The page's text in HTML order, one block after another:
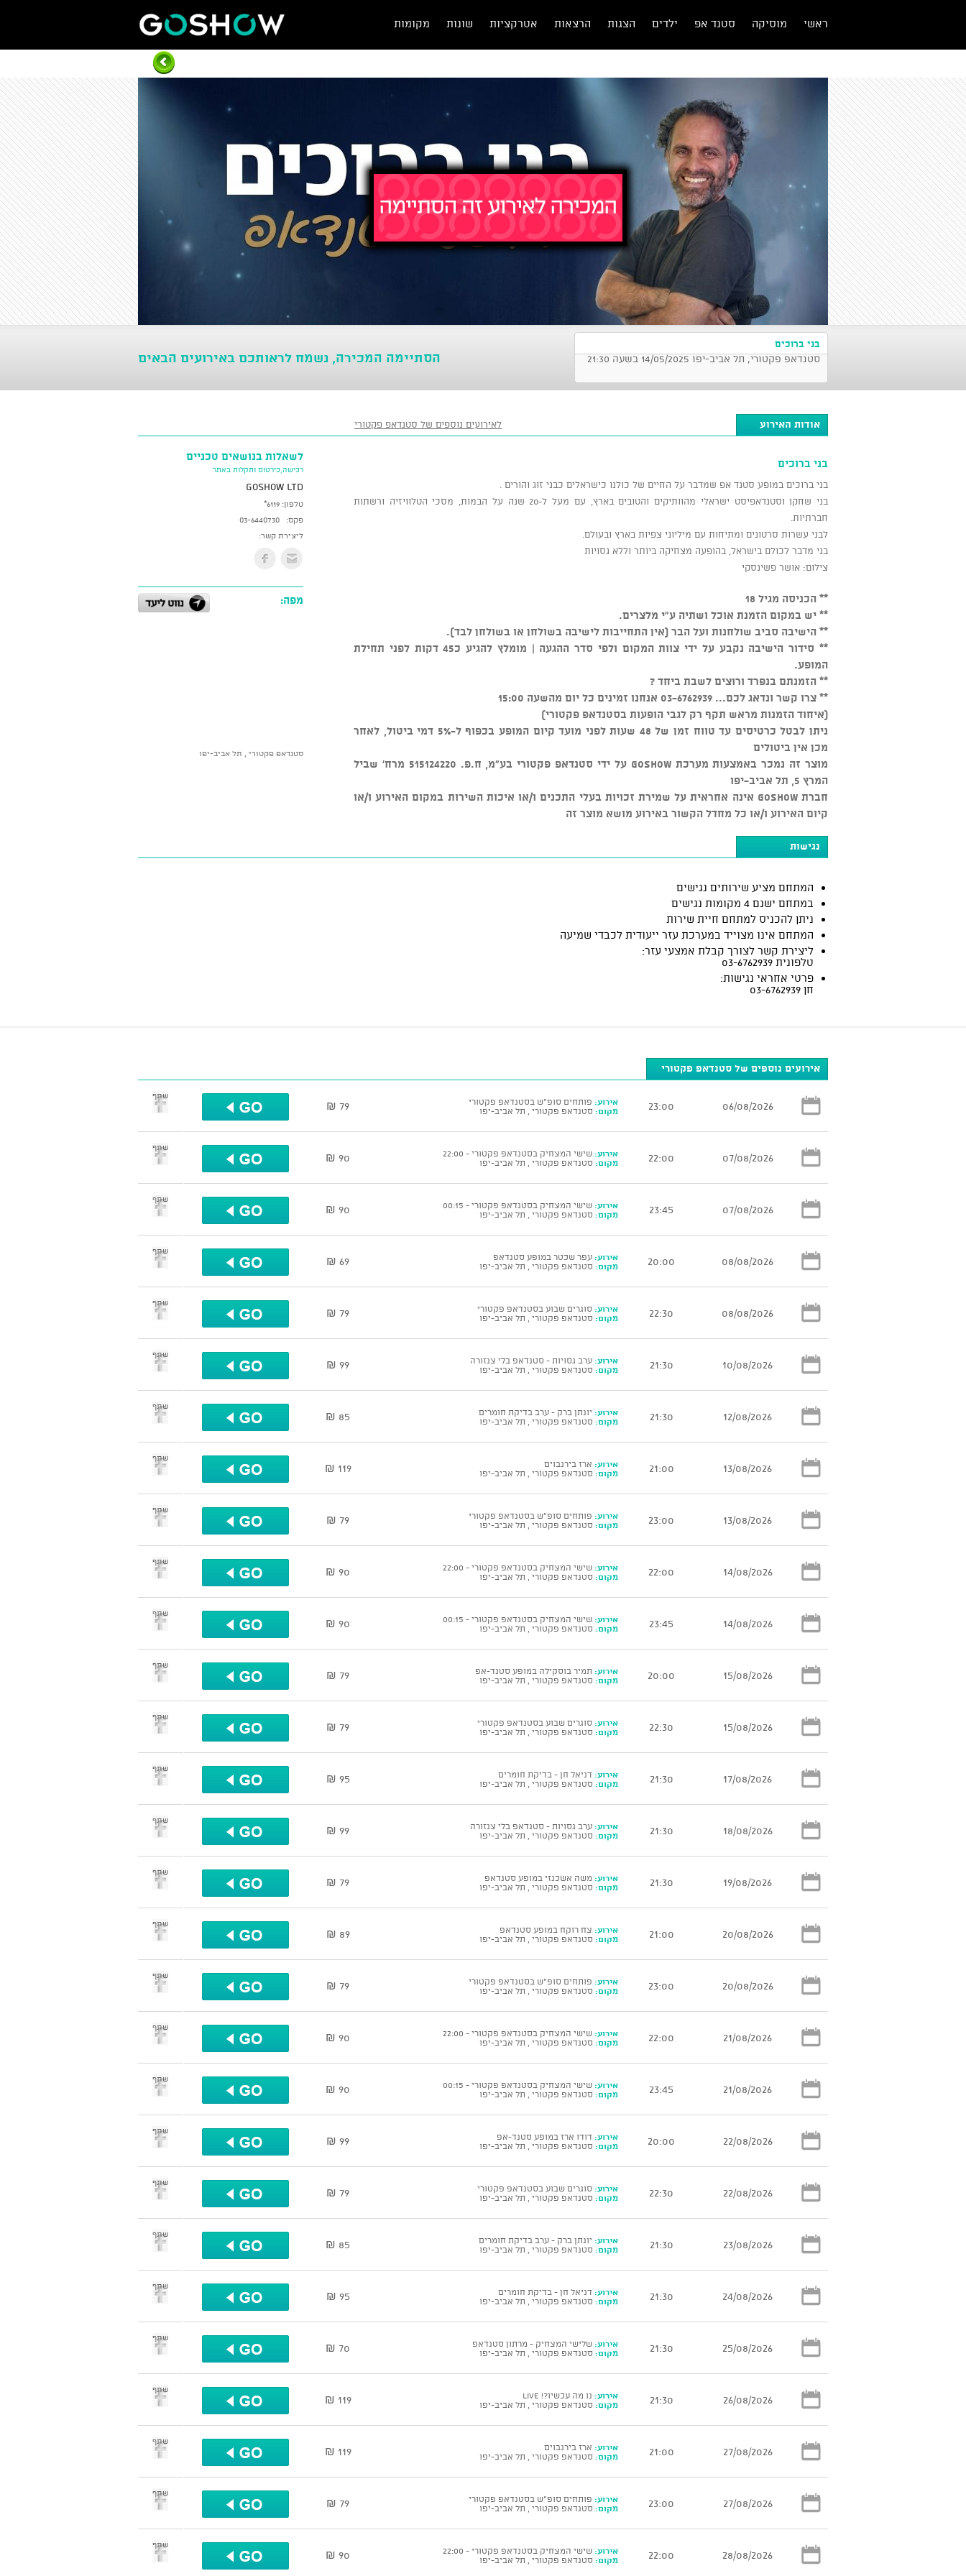
ראשי מוסיקה סטנד אפ ילדים הצגות הרצאות אטרקציות שונות מקומות
בני ברוכים
סטנדאפ פקטורי, תל אביב-יפו 14/05/2025 בשעה 21:30 הסתיימה המכירה, נשמח לראותכם באירועים הבאים
אודות האירוע לאירועים נוספים של סטנדאפ פקטורי
בני ברוכים
בני ברוכים במופע סטנד אפ שמדבר על החיים של כולנו כישראלים כבני זוג והורים .
בני שחקן וסטנדאפיסט ישראלי מהוותיקים והטובים בארץ, עם מעל ל-20 שנה על הבמות, מסכי הטלוויזיה ורשתות
חברתיות.
לבני עשרות סרטונים ומתיחות עם מיליוני צפיות בארץ ובעולם.
בני מדבר לכולם בישראל, בהופעה מצחיקה ביותר וללא גסויות
צילום: אושר פשינסקי
** הכניסה מגיל 18
** יש במקום הזמנת אוכל ושתיה ע"י מלצרים.
** הישיבה סביב שולחנות ועל הבר (אין התחייבות לישיבה בשולחן או בשולחן לבד).
** סידור הישיבה נקבע על ידי צוות המקום ולפי סדר ההגעה | מומלץ להגיע כ45 דקות לפני תחילת
המופע.
** הזמנתם בנפרד ורוצים לשבת ביחד ?
** צרו קשר ונדאג לכם... 03-6762939 אנחנו זמינים כל יום מהשעה 15:00
(איחוד הזמנות מראש תקף רק לגבי הופעות בסטנדאפ פקטורי)
ניתן לבטל כרטיסים עד טווח זמן של 48 שעות לפני מועד קיום המופע בכפוף ל-5% דמי ביטול, לאחר
מכן אין ביטולים
מוצר זה נמכר באמצעות מערכת GOSHOW על ידי סטנדאפ פקטורי בע"מ, ח.פ. 515124220 מרח' שביל
המרץ 5, תל אביב-יפו
חברת GOSHOW אינה אחראית על שמירת זכויות בעלי התכנים ו/או איכות השירות במקום האירוע ו/או
קיום האירוע ו/או כל מחדל הקשור באירוע מושא מוצר זה
לשאלות בנושאים טכניים
רכישה,כירטוס ותקלות באתר
GoShow LTD
טלפון: *6119
פקס:
03-6440730
ליצירת קשר:
מפה:
סטנדאפ פקטורי , תל אביב-יפו
נגישות
המתחם מציע שירותים נגישים
במתחם ישנם 4 מקומות נגישים
ניתן להכניס למתחם חיית שירות
המתחם אינו מצוייד במערכת עזר ייעודית לכבדי שמיעה
ליצירת קשר לצורך קבלת אמצעי עזר:
טלפונית 03-6762939
פרטי אחראי נגישות:
חן 03-6762939
אירועים נוספים של סטנדאפ פקטורי
06/08/2026
23:00 אירוע: פותחים סופ"ש בסטנדאפ פקטורי
מקום: סטנדאפ פקטורי , תל אביב-יפו 79 ₪
שתף
07/08/2026
22:00 אירוע: שישי המצחיק בסטנדאפ פקטורי - 22:00
מקום: סטנדאפ פקטורי , תל אביב-יפו 90 ₪
שתף
07/08/2026
23:45 אירוע: שישי המצחיק בסטנדאפ פקטורי - 00:15
מקום: סטנדאפ פקטורי , תל אביב-יפו 90 ₪
שתף
08/08/2026
20:00 אירוע: עפר שכטר במופע סטנדאפ
מקום: סטנדאפ פקטורי , תל אביב-יפו 69 ₪
שתף
08/08/2026
22:30 אירוע: סוגרים שבוע בסטנדאפ פקטורי
מקום: סטנדאפ פקטורי , תל אביב-יפו 79 ₪
שתף
10/08/2026
21:30 אירוע: ערב גסויות - סטנדאפ בלי צנזורה
מקום: סטנדאפ פקטורי , תל אביב-יפו 99 ₪
שתף
12/08/2026
21:30 אירוע: יונתן ברק - ערב בדיקת חומרים
מקום: סטנדאפ פקטורי , תל אביב-יפו 85 ₪
שתף
13/08/2026
21:00 אירוע: ארז בירנבוים
מקום: סטנדאפ פקטורי , תל אביב-יפו 119 ₪
שתף
13/08/2026
23:00 אירוע: פותחים סופ"ש בסטנדאפ פקטורי
מקום: סטנדאפ פקטורי , תל אביב-יפו 79 ₪
שתף
14/08/2026
22:00 אירוע: שישי המצחיק בסטנדאפ פקטורי - 22:00
מקום: סטנדאפ פקטורי , תל אביב-יפו 90 ₪
שתף
14/08/2026
23:45 אירוע: שישי המצחיק בסטנדאפ פקטורי - 00:15
מקום: סטנדאפ פקטורי , תל אביב-יפו 90 ₪
שתף
15/08/2026
20:00 אירוע: תמיר בוסקילה במופע סטנד-אפ
מקום: סטנדאפ פקטורי , תל אביב-יפו 79 ₪
שתף
15/08/2026
22:30 אירוע: סוגרים שבוע בסטנדאפ פקטורי
מקום: סטנדאפ פקטורי , תל אביב-יפו 79 ₪
שתף
17/08/2026
21:30 אירוע: דניאל חן - בדיקת חומרים
מקום: סטנדאפ פקטורי , תל אביב-יפו 95 ₪
שתף
18/08/2026
21:30 אירוע: ערב גסויות - סטנדאפ בלי צנזורה
מקום: סטנדאפ פקטורי , תל אביב-יפו 99 ₪
שתף
19/08/2026
21:30 אירוע: משה אשכנזי במופע סטנדאפ
מקום: סטנדאפ פקטורי , תל אביב-יפו 79 ₪
שתף
20/08/2026
21:00 אירוע: צח רוקח במופע סטנדאפ
מקום: סטנדאפ פקטורי , תל אביב-יפו 89 ₪
שתף
20/08/2026
23:00 אירוע: פותחים סופ"ש בסטנדאפ פקטורי
מקום: סטנדאפ פקטורי , תל אביב-יפו 79 ₪
שתף
21/08/2026
22:00 אירוע: שישי המצחיק בסטנדאפ פקטורי - 22:00
מקום: סטנדאפ פקטורי , תל אביב-יפו 90 ₪
שתף
21/08/2026
23:45 אירוע: שישי המצחיק בסטנדאפ פקטורי - 00:15
מקום: סטנדאפ פקטורי , תל אביב-יפו 90 ₪
שתף
22/08/2026
20:00 אירוע: דודו ארז במופע סטנד-אפ
מקום: סטנדאפ פקטורי , תל אביב-יפו 99 ₪
שתף
22/08/2026
22:30 אירוע: סוגרים שבוע בסטנדאפ פקטורי
מקום: סטנדאפ פקטורי , תל אביב-יפו 79 ₪
שתף
23/08/2026
21:30 אירוע: יונתן ברק - ערב בדיקת חומרים
מקום: סטנדאפ פקטורי , תל אביב-יפו 85 ₪
שתף
24/08/2026
21:30 אירוע: דניאל חן - בדיקת חומרים
מקום: סטנדאפ פקטורי , תל אביב-יפו 95 ₪
שתף
25/08/2026
21:30 אירוע: שלישי המצחיק - מרתון סטנדאפ
מקום: סטנדאפ פקטורי , תל אביב-יפו 70 ₪
שתף
26/08/2026
21:30 אירוע: נו מה עכשיו?! Live
מקום: סטנדאפ פקטורי , תל אביב-יפו 119 ₪
שתף
27/08/2026
21:00 אירוע: ארז בירנבוים
מקום: סטנדאפ פקטורי , תל אביב-יפו 119 ₪
שתף
27/08/2026
23:00 אירוע: פותחים סופ"ש בסטנדאפ פקטורי
מקום: סטנדאפ פקטורי , תל אביב-יפו 79 ₪
שתף
28/08/2026
22:00 אירוע: שישי המצחיק בסטנדאפ פקטורי - 22:00
מקום: סטנדאפ פקטורי , תל אביב-יפו 90 ₪
שתף